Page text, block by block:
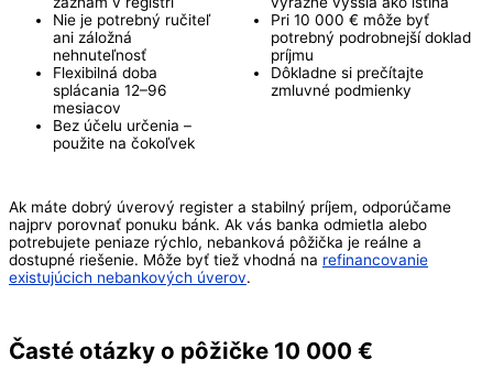
Nie je potrebný ručiteľ
ani záložná
nehnuteľnosť
Flexibilná doba
splácania 12–96
mesiacov
Bez účelu určenia –
použite na čokoľvek
Pri 10 000 € môže byť
potrebný podrobnejší doklad
príjmu
Dôkladne si prečítajte
zmluvné podmienky
Ak máte dobrý úverový register a stabilný príjem, odporúčame
najprv porovnať ponuku bánk. Ak vás banka odmietla alebo
potrebujete peniaze rýchlo, nebanková pôžička je reálne a
dostupné riešenie. Môže byť tiež vhodná na refinancovanie
existujúcich nebankových úverov.
Časté otázky o pôžičke 10 000 €